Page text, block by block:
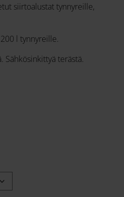
siirtoalustat tynnyreille,
l tynnyreille.
Sähkösinkittyä terästä.